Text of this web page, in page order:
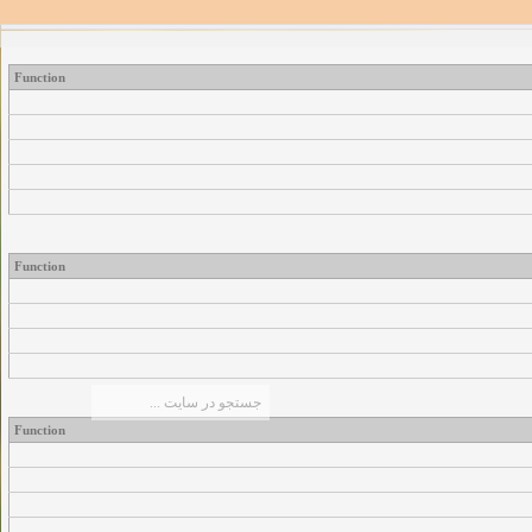
Function
Function
Function